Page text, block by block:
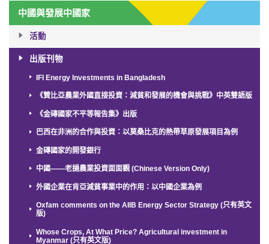
中國與發展中國家
活動
出版刊物
IFI Energy Investments in Bangladesh
《贊比亞農業外國直接投資：減貧和發展的機會與挑戰》中英雙語版
《金磚國家不平等報告集》出版
巴西在非洲的合作與投資：以莫桑比克的熱帶草原發展項目為例
金磚國家的開發銀行
中國——老撾農業投資面面觀 (Chinese Version Only)
外國企業在肯亞減貧事業中的作用：以中國企業為例
Oxfam comments on the AIIB Energy Sector Strategy (只有英文
版)
Whose Crops, At What Price? Agricultural investment in
Myanmar (只有英文版)